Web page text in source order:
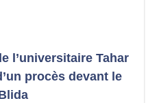
l’universitaire Tahar
procès devant le